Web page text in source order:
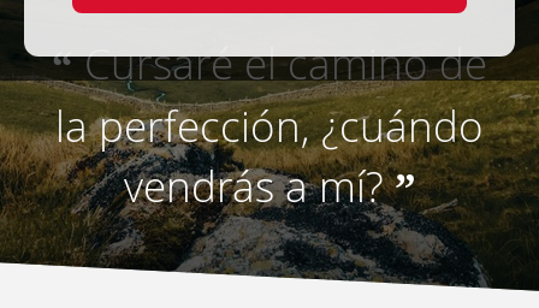
“Cursaré el camino de
la perfección, ¿cuándo
vendrás a mí?”